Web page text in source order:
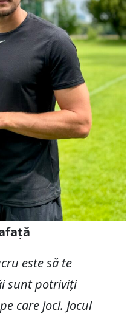
este să te
sunt potriviți
care joci. Jocul